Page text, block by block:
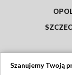
Szanujemy Twoją